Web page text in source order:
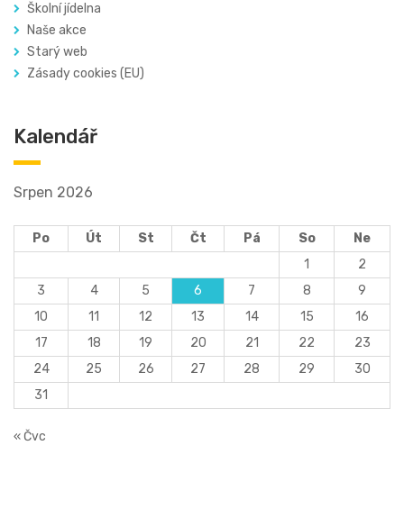
Školní jídelna
Naše akce
Starý web
Zásady cookies (EU)
Kalendář
Srpen 2026
Po Út St Čt Pá So
Ne
1
2
3
4 5 6 7 8
9
10
11 12 13 14 15
16
17
18 19 20 21 22
23
24
25 26 27 28 29
30
31
« Čvc